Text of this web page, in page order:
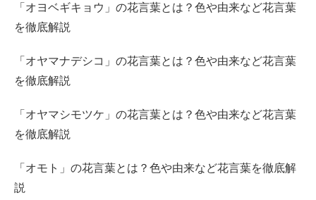
「オヨベギキョウ」の花言葉とは？色や由来など花言葉
を徹底解説
「オヤマナデシコ」の花言葉とは？色や由来など花言葉
を徹底解説
「オヤマシモツケ」の花言葉とは？色や由来など花言葉
を徹底解説
「オモト」の花言葉とは？色や由来など花言葉を徹底解
説